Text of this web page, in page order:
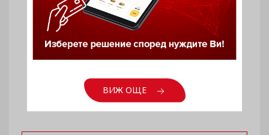
Касов апарат Daisy Perfect S 01
ВИЖ ОЩЕ